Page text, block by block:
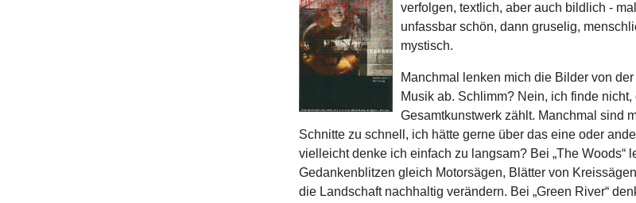
verfolgen, textlich, aber auch bildlich - mal
unfassbar schön, dann gruselig,
mystisch.
Manchmal lenken mich die Bilder von der
Musik ab. Schlimm? Nein, ich finde nicht,
Gesamtkunstwerk zählt. Manchmal sind
Schnitte zu schnell, ich hätte gerne über das eine oder
vielleicht denke ich einfach zu langsam? Bei „The Woods“
Gedankenblitzen gleich Motorsägen, Blätter von
die Landschaft nachhaltig verändern. Bei „Green River“